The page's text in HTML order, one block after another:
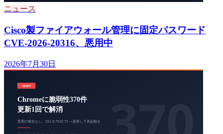
ニュース
Cisco製ファイアウォール管理に固定パスワード
CVE-2026-20316、悪用中
2026年7月30日